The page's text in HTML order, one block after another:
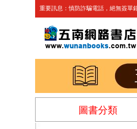
重要訊息：慎防詐騙電話，絕無簽單
圖書分類